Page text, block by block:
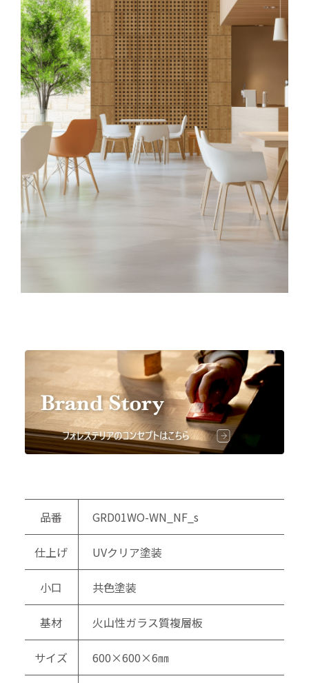
品番 GRD01WO-WN_NF_s
仕上げ UVクリア塗装
小口 共色塗装
基材 火山性ガラス質複層板
サイズ 600×600×6㎜